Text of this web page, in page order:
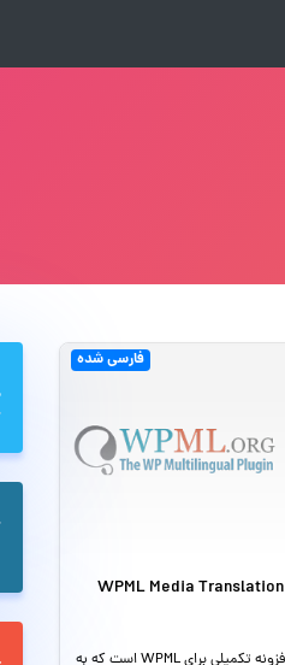
فارسی شده
مدیریت چندزبانه رسانه‌ها با WPML Media Translation
WPML Media Translation یک افزونه تکمیلی برای WPML است که به